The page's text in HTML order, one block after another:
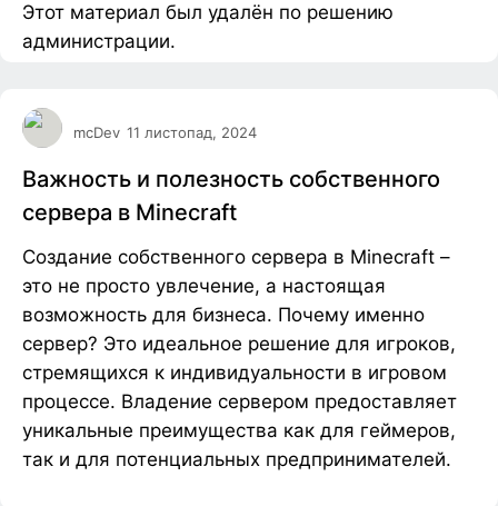
Этот материал был удалён по решению
администрации.
mcDev 11 листопад, 2024
Важность и полезность собственного
сервера в Minecraft
Создание собственного сервера в Minecraft –
это не просто увлечение, а настоящая
возможность для бизнеса. Почему именно
сервер? Это идеальное решение для игроков,
стремящихся к индивидуальности в игровом
процессе. Владение сервером предоставляет
уникальные преимущества как для геймеров,
так и для потенциальных предпринимателей.